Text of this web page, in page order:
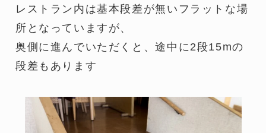
レストラン内は基本段差が無いフラットな場
所となっていますが、
奥側に進んでいただくと、途中に2段15mの
段差もあります